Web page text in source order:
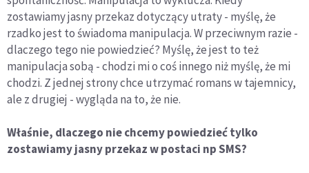
zostawiamy jasny przekaz dotyczący utraty - myślę, że
rzadko jest to świadoma manipulacja. W przeciwnym razie -
dlaczego tego nie powiedzieć? Myślę, że jest to też
manipulacja sobą - chodzi mi o coś innego niż myślę, że mi
chodzi. Z jednej strony chce utrzymać romans w tajemnicy,
ale z drugiej - wygląda na to, że nie.
Właśnie, dlaczego nie chcemy powiedzieć tylko
zostawiamy jasny przekaz w postaci np SMS?